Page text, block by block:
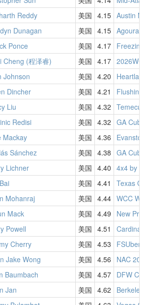
Reddy 美国 4.15 Austin
Dunagan
美国 4.15 Agoura
Ponce 美国 4.17 Freezing
Cheng (程泽睿)
美国 4.17
Johnson 美国 4.20
Dincher 美国 4.21
Flushing
Liu 美国 4.32
Redisi
美国 4.32 GA
Mackay 美国 4.36
Sánchez 美国 4.38 GA
Lichner 美国 4.40 4x4 by
美国 4.41
Texas
Mohanraj 美国 4.44 WCC
Mack 美国 4.49
New
Powell 美国 4.51
Cardinal
Cherry 美国 4.53
FSUbers
Jake Wong 美国 4.56
NAC
Baumbach 美国 4.57 DFW
Jan 美国 4.62
Berkeley